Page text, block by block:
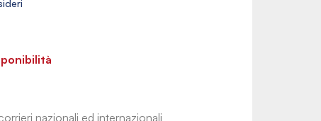
nazionali ed internazionali